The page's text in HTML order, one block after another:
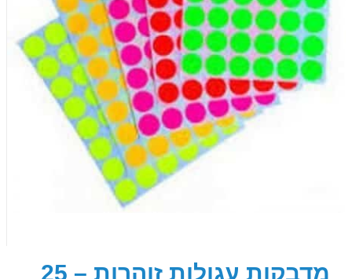
מדבקות עגולות זוהרות – 25